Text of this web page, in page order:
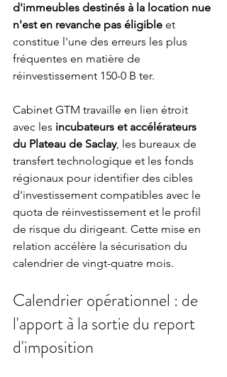
d'immeubles destinés à la location nue
n'est en revanche pas éligible et
constitue l'une des erreurs les plus
fréquentes en matière de
réinvestissement 150-0 B ter.
Cabinet GTM travaille en lien étroit
avec les incubateurs et accélérateurs
du Plateau de Saclay, les bureaux de
transfert technologique et les fonds
régionaux pour identifier des cibles
d'investissement compatibles avec le
quota de réinvestissement et le profil
de risque du dirigeant. Cette mise en
relation accélère la sécurisation du
calendrier de vingt-quatre mois.
Calendrier opérationnel : de
l'apport à la sortie du report
d'imposition